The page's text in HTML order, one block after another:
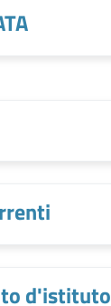
d'istituto